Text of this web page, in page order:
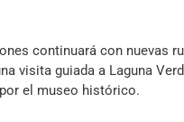
continuará con nuevas
visita guiada a Laguna
el museo histórico.